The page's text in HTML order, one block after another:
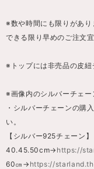
※数や時間にも限りがあり
できる限り早めのご注文
※トップには非売品の皮紐
※画像内のシルバーチェー
・シルバーチェーンの購
い。
【シルバー925チェーン】
40.45.50cm→ https://
60㎝→ https://